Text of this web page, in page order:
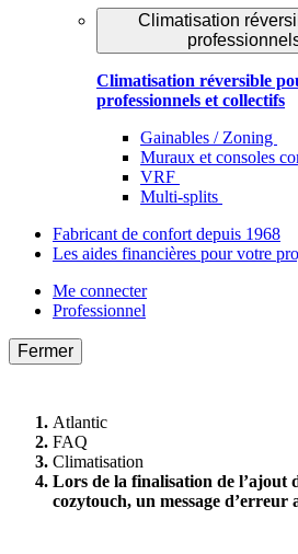
Climatisation
Climatisation réversible
professionnels et collectifs
Gainables / Zoning
Muraux et consoles
VRF
Multi-splits
Fabricant de confort depuis 1968
Les aides financières pour votre
Me connecter
Professionnel
Fermer
Atlantic
FAQ
Climatisation
Lors de la finalisation de l’ajout
cozytouch, un message d’erreur